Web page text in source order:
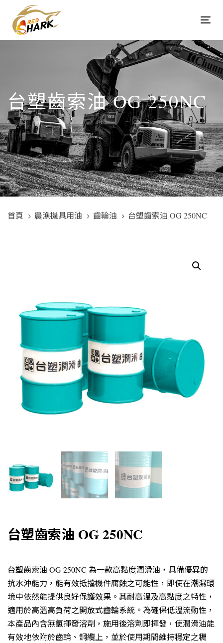
links
content
台塑齒索油 OG 250NC
首頁 農漁機具用油 齒輪油 台塑齒索油 OG 250NC
台塑齒索油 OG 250NC
台塑齒索油 OG 250NC 為一款高黏度潤滑油，具備優異的
抗水沖能力，能有效抵擋機件腐蝕之可能性，即使在潮濕環
境中依然能提供良好保護效果。其耐高溫及高黏度之特性，
適用於高溫高負荷之開放式齒輪系統。為確保低溫流動性，
本產品內含無氯揮發溶劑，施用後溶劑即揮發，使潤滑油能
有效地依附於齒輪、鋼纜上，並於使用期間維持穩定之稠